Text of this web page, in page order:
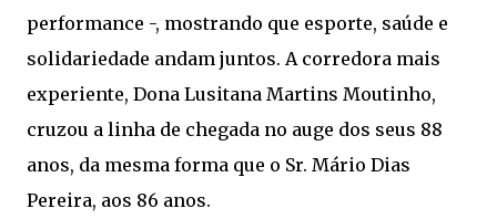
performance -, mostrando que esporte, saúde e
solidariedade andam juntos. A corredora mais
experiente, Dona Lusitana Martins Moutinho,
cruzou a linha de chegada no auge dos seus 88
anos, da mesma forma que o Sr. Mário Dias
Pereira, aos 86 anos.